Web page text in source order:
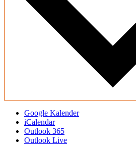
Google Kalender
iCalendar
Outlook 365
Outlook Live